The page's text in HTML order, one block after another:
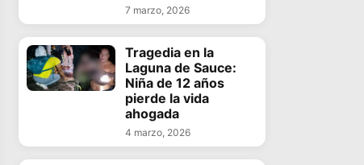
7 marzo, 2026
Tragedia en la
Laguna de Sauce:
Niña de 12 años
pierde la vida
ahogada
4 marzo, 2026